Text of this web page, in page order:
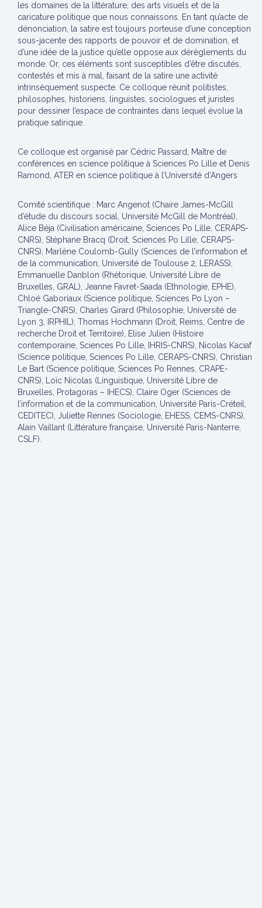
les domaines de la littérature, des arts visuels et de la
caricature politique que nous connaissons. En tant qu’acte de
dénonciation, la satire est toujours porteuse d’une conception
sous-jacente des rapports de pouvoir et de domination, et
d’une idée de la justice qu’elle oppose aux dérèglements du
monde. Or, ces éléments sont susceptibles d’être discutés,
contestés et mis à mal, faisant de la satire une activité
intrinsèquement suspecte. Ce colloque réunit politistes,
philosophes, historiens, linguistes, sociologues et juristes
pour dessiner l’espace de contraintes dans lequel évolue la
pratique satirique.
Ce colloque est organisé par Cédric Passard, Maître de
conférences en science politique à Sciences Po Lille et Denis
Ramond, ATER en science politique à l’Université d’Angers
Comité scientifique : Marc Angenot (Chaire James-McGill
d’étude du discours social, Université McGill de Montréal),
Alice Béja (Civilisation américaine, Sciences Po Lille, CERAPS-
CNRS), Stéphane Bracq (Droit, Sciences Po Lille, CERAPS-
CNRS), Marlène Coulomb-Gully (Sciences de l’information et
de la communication, Université de Toulouse 2, LERASS),
Emmanuelle Danblon (Rhétorique, Université Libre de
Bruxelles, GRAL), Jeanne Favret-Saada (Ethnologie, EPHE),
Chloé Gaboriaux (Science politique, Sciences Po Lyon –
Triangle-CNRS), Charles Girard (Philosophie, Université de
Lyon 3, IRPHIL), Thomas Hochmann (Droit, Reims, Centre de
recherche Droit et Territoire), Elise Julien (Histoire
contemporaine, Sciences Po Lille, IHRIS-CNRS), Nicolas Kaciaf
(Science politique, Sciences Po Lille, CERAPS-CNRS), Christian
Le Bart (Science politique, Sciences Po Rennes, CRAPE-
CNRS), Loïc Nicolas (Linguistique, Université Libre de
Bruxelles, Protagoras – IHECS), Claire Oger (Sciences de
l’information et de la communication, Université Paris-Créteil,
CEDITEC), Juliette Rennes (Sociologie, EHESS, CEMS-CNRS),
Alain Vaillant (Littérature française, Université Paris-Nanterre,
CSLF).